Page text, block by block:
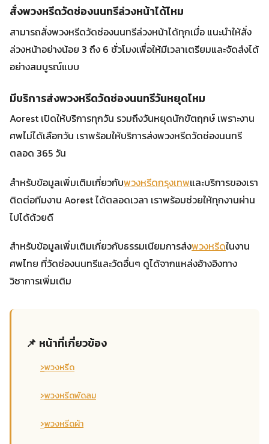
สั่งพวงหรีดวัดช่องนนทรีล่วงหน้าได้ไหม
สามารถสั่งพวงหรีดวัดช่องนนทรีล่วงหน้าได้ทุกเมื่อ แนะนำให้สั่ง
ล่วงหน้าอย่างน้อย 3 ถึง 6 ชั่วโมงเพื่อให้มีเวลาเตรียมและจัดส่งได้
อย่างสมบูรณ์แบบ
มีบริการส่งพวงหรีดวัดช่องนนทรีวันหยุดไหม
Aorest เปิดให้บริการทุกวัน รวมถึงวันหยุดนักขัตฤกษ์ เพราะงาน
ศพไม่ได้เลือกวัน เราพร้อมให้บริการส่งพวงหรีดวัดช่องนนทรี
ตลอด 365 วัน
สำหรับข้อมูลเพิ่มเติมเกี่ยวกับพวงหรีดกรุงเทพและบริการของเรา
ติดต่อทีมงาน Aorest ได้ตลอดเวลา เราพร้อมช่วยให้ทุกงานผ่าน
ไปได้ด้วยดี
สำหรับข้อมูลเพิ่มเติมเกี่ยวกับธรรมเนียมการส่งพวงหรีดในงาน
ศพไทย ที่วัดช่องนนทรีและวัดอื่นๆ ดูได้จากแหล่งอ้างอิงทาง
วิชาการเพิ่มเติม
📌 หน้าที่เกี่ยวข้อง
›พวงหรีด
›พวงหรีดพัดลม
›พวงหรีดผ้า